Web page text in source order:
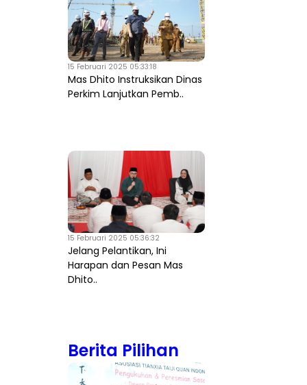
15 Februari 2025 05:33:18
Mas Dhito Instruksikan Dinas
Perkim Lanjutkan Pemb..
15 Februari 2025 05:36:32
Jelang Pelantikan, Ini
Harapan dan Pesan Mas
Dhito..
Berita Pilihan